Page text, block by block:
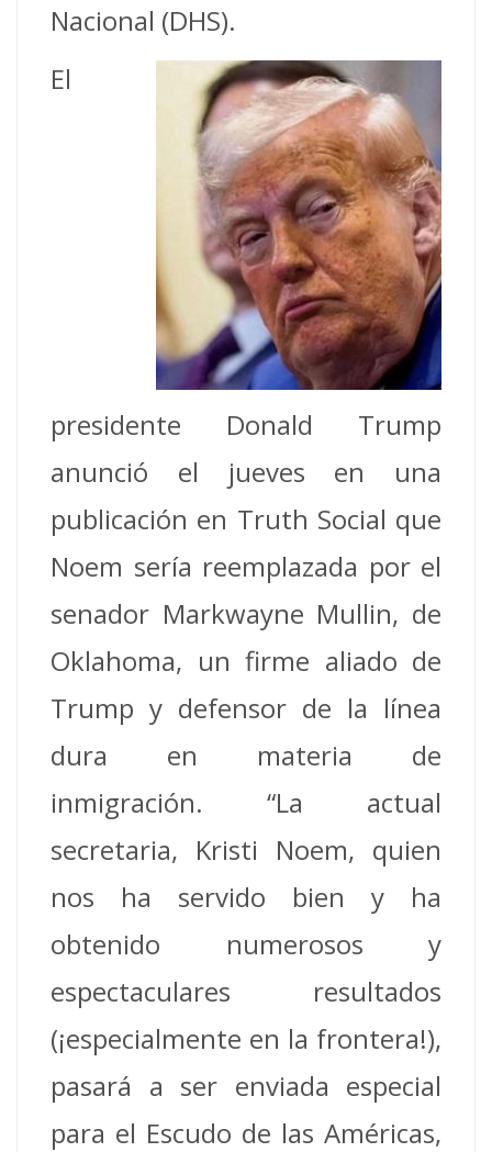
Nacional (DHS).
El
presidente Donald Trump
anunció el jueves en una
publicación en Truth Social que
Noem sería reemplazada por el
senador Markwayne Mullin, de
Oklahoma, un firme aliado de
Trump y defensor de la línea
dura en materia de
inmigración. “La actual
secretaria, Kristi Noem, quien
nos ha servido bien y ha
obtenido numerosos y
espectaculares resultados
(¡especialmente en la frontera!),
pasará a ser enviada especial
para el Escudo de las Américas,